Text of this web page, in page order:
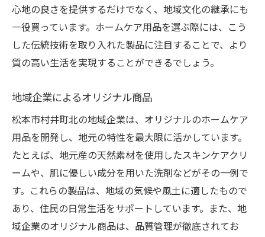
心地の良さを提供するだけでなく、地域文化の継承にも
一役買っています。ホームケア用品を選ぶ際には、こう
した伝統技術を取り入れた製品に注目することで、より
質の高い生活を実現することができるでしょう。
地域企業によるオリジナル商品
松本市村井町北の地域企業は、オリジナルのホームケア
用品を開発し、地元の特性を最大限に活かしています。
たとえば、地元産の天然素材を使用したスキンケアクリ
ームや、肌に優しい成分を用いた洗剤などがその一例で
す。これらの製品は、地域の気候や風土に適したもので
あり、住民の日常生活をサポートしています。また、地
域企業のオリジナル商品は、品質管理が徹底されてお